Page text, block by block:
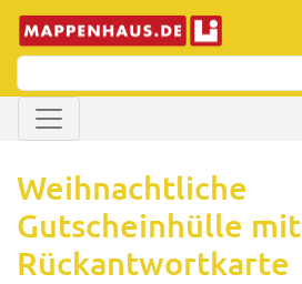
Weihnachtliche
Gutscheinhülle mit
Rückantwortkarte